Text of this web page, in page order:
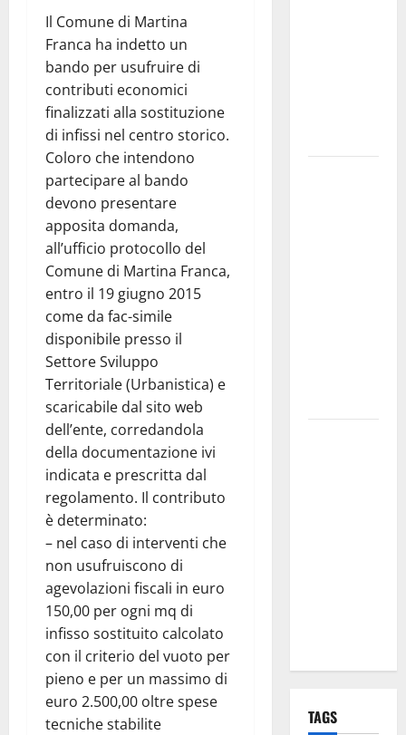
Il Comune di Martina
Franca ha indetto un
bando per usufruire di
contributi economici
finalizzati alla sostituzione
di infissi nel centro storico.
Coloro che intendono
partecipare al bando
devono presentare
apposita domanda,
all’ufficio protocollo del
Comune di Martina Franca,
entro il 19 giugno 2015
come da fac-simile
disponibile presso il
Settore Sviluppo
Territoriale (Urbanistica) e
scaricabile dal sito web
dell’ente, corredandola
della documentazione ivi
indicata e prescritta dal
regolamento. Il contributo
è determinato:
– nel caso di interventi che
non usufruiscono di
agevolazioni fiscali in euro
150,00 per ogni mq di
infisso sostituito calcolato
con il criterio del vuoto per
pieno e per un massimo di
euro 2.500,00 oltre spese
tecniche stabilite
TAGS